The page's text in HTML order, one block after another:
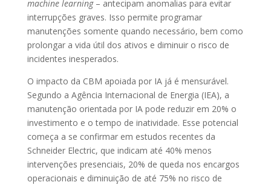
machine learning– antecipam anomalias para evitar
interrupções graves. Isso permite programar
manutenções somente quando necessário, bem como
prolongar a vida útil dos ativos e diminuir o risco de
incidentes inesperados.
O impacto da CBM apoiada por IA já é mensurável.
Segundo a Agência Internacional de Energia (IEA), a
manutenção orientada por IA pode reduzir em 20% o
investimento e o tempo de inatividade. Esse potencial
começa a se confirmar em estudos recentes da
Schneider Electric, que indicam até 40% menos
intervenções presenciais, 20% de queda nos encargos
operacionais e diminuição de até 75% no risco de